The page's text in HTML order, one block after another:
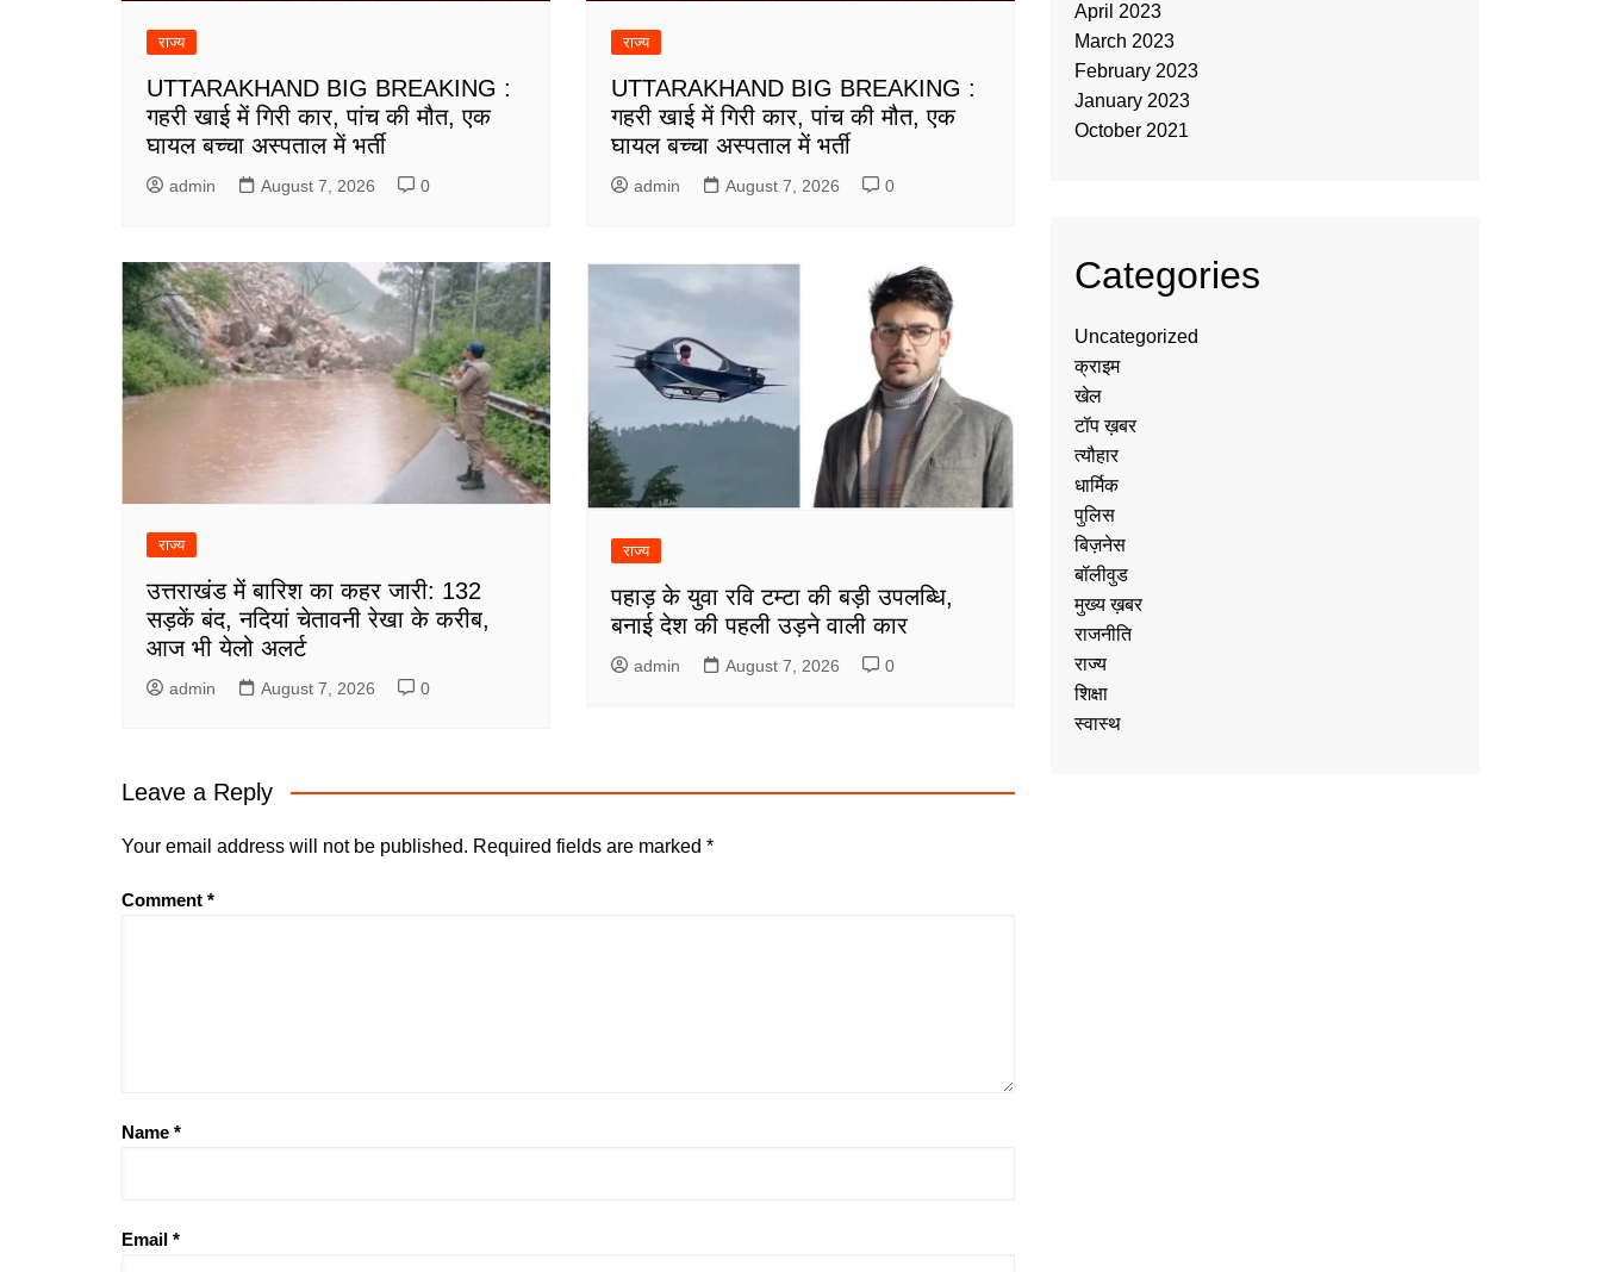
राज्य
UTTARAKHAND BIG BREAKING :
गहरी खाई में गिरी कार, पांच की मौत, एक
घायल बच्चा अस्पताल में भर्ती
admin August 7, 2026 0
राज्य
UTTARAKHAND BIG BREAKING :
गहरी खाई में गिरी कार, पांच की मौत, एक
घायल बच्चा अस्पताल में भर्ती
admin August 7, 2026 0
राज्य
उत्तराखंड में बारिश का कहर जारी: 132
सड़कें बंद, नदियां चेतावनी रेखा के करीब,
आज भी येलो अलर्ट
admin August 7, 2026 0
राज्य
पहाड़ के युवा रवि टम्टा की बड़ी उपलब्धि,
बनाई देश की पहली उड़ने वाली कार
admin August 7, 2026 0
Leave a Reply
Your email address will not be published. Required fields are marked *
Comment *
Name *
Email *
April 2023
March 2023
February 2023
January 2023
October 2021
Categories
Uncategorized
क्राइम
खेल
टॉप ख़बर
त्यौहार
धार्मिक
पुलिस
बिज़नेस
बॉलीवुड
मुख्य ख़बर
राजनीति
राज्य
शिक्षा
स्वास्थ